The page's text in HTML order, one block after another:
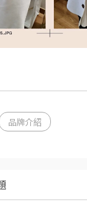
品牌介紹